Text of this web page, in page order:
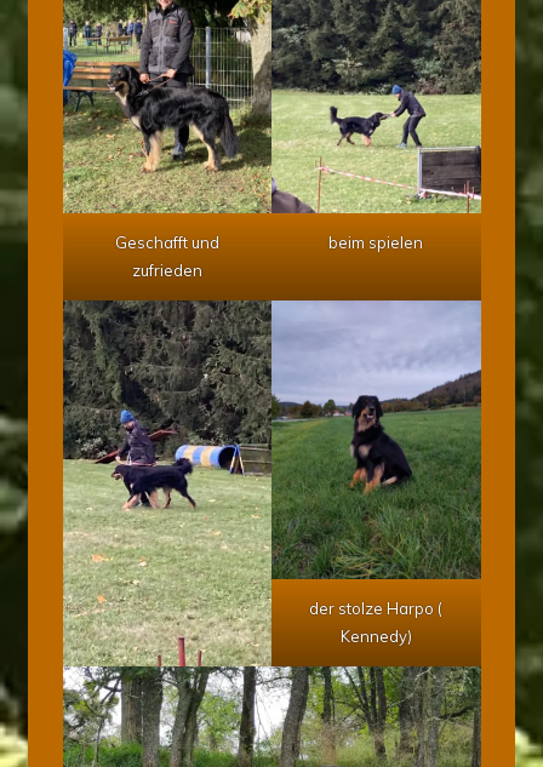
Geschafft und
zufrieden
beim spielen
der stolze Harpo (
Kennedy)